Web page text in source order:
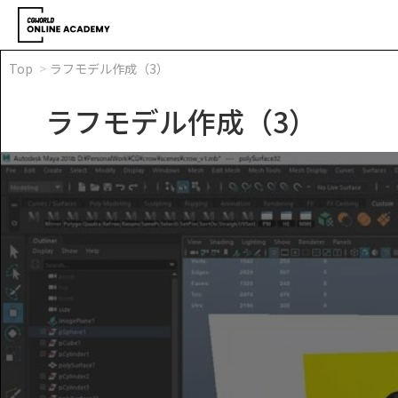
Top ラフモデル作成（3）
ラフモデル作成（3）